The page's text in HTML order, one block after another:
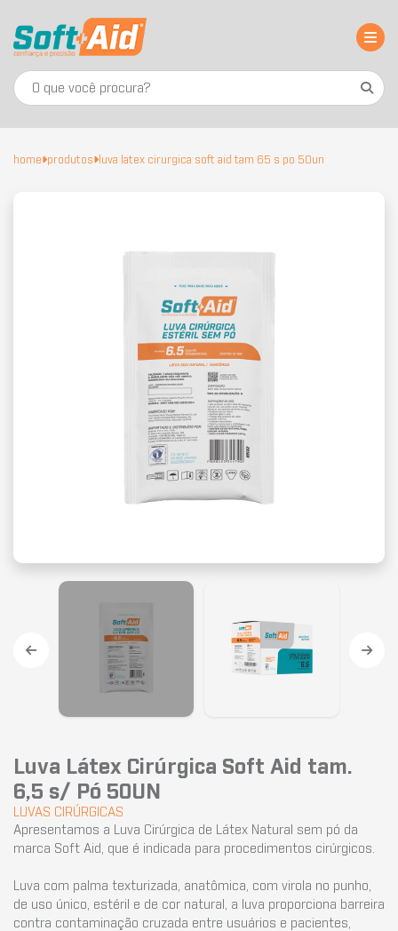
home produtos luva latex cirurgica soft aid tam 65 s po 50un
Luva Látex Cirúrgica Soft Aid tam.
6,5 s/ Pó 50UN
LUVAS CIRÚRGICAS
Apresentamos a Luva Cirúrgica de Látex Natural sem pó da
marca Soft Aid, que é indicada para procedimentos cirúrgicos.
Luva com palma texturizada, anatômica, com virola no punho,
de uso único, estéril e de cor natural, a luva proporciona barreira
contra contaminação cruzada entre usuários e pacientes,